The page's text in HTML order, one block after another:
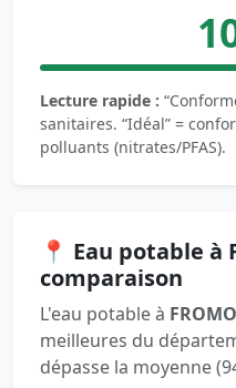
Lecture rapide :
sanitaires. “Idéal” =
polluants (nitrates/PFAS).
📍 Eau potable à
comparaison
L'eau potable à
meilleures du
dépasse la moyenne